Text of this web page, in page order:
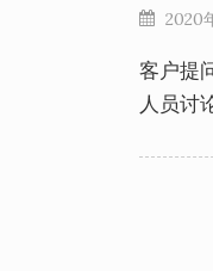
2020
客户提
人员讨